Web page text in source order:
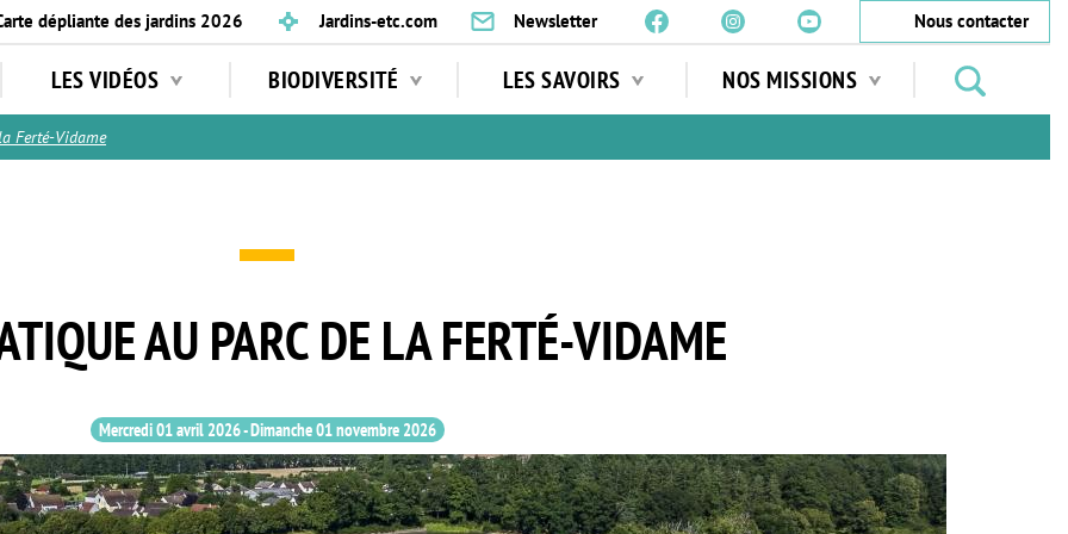
dépliante des jardins 2026 Jardins-etc.com Newsletter
Nous contacter
LES VIDÉOS BIODIVERSITÉ LES SAVOIRS NOS MISSIONS
jardins
Ferté-Vidame
AU PARC DE LA FERTÉ-VIDAME
Mercredi 01 avril 2026-Dimanche 01 novembre 2026